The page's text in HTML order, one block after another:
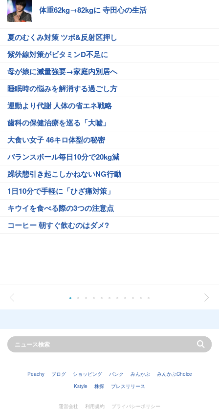
体重62kg→82kgに 寺田心の生活
夏のむくみ対策 ツボ&反射区押し
紫外線対策がビタミンD不足に
母が娘に減量強要→家庭内別居へ
睡眠時の悩みを解消する過ごし方
運動より代謝 人体の省エネ戦略
歯科の保健治療を巡る「大嘘」
大食い女子 46キロ体型の秘密
バランスボール毎日10分で20kg減
躁状態引き起こしかねないNG行動
1日10分で手軽に「ひざ痛対策」
キウイを食べる際の3つの注意点
コーヒー 朝すぐ飲むのはダメ?
Peachy ブログ ショッピング バンク みんかぶ
みんかぶChoice
Kstyle
株探 プレスリリース
運営会社 利用規約 プライバシーポリシー